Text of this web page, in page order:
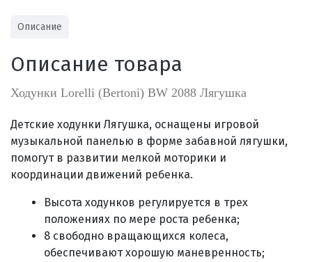
Отправляем во все регионы России
службами Пэк, Кит, Луч, Сдэк, Озон
доставка, Почта РФ или любой другой
Через СБП при получении (для
Екатеринбурга и близлежащих
городов)
Оплата по счету для юридических лиц
Описание
Описание товара
Ходунки Lorelli (Bertoni) BW 2088 Лягушка
Детские ходунки Лягушка, оснащены игровой
музыкальной панелью в форме забавной лягушки,
помогут в развитии мелкой моторики и
координации движений ребенка.
Высота ходунков регулируется в трех
положениях по мере роста ребенка;
8 свободно вращающихся колеса,
обеспечивают хорошую маневренность;